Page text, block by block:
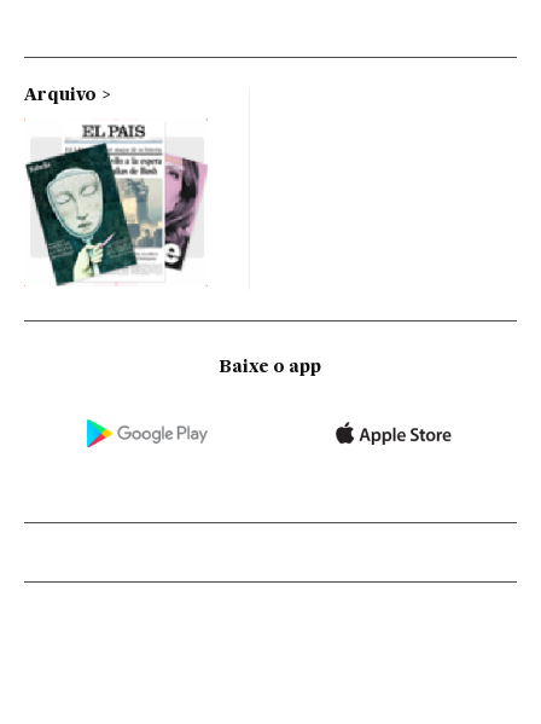
Arquivo
Baixe o app